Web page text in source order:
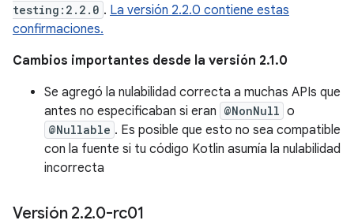
testing:2.2.0 . La versión 2.2.0 contiene estas
confirmaciones.
Cambios importantes desde la versión 2.1.0
Se agregó la nulabilidad correcta a muchas APIs que
antes no especificaban si eran @NonNull o
@Nullable . Es posible que esto no sea compatible
con la fuente si tu código Kotlin asumía la nulabilidad
incorrecta
Versión 2.2.0-rc01